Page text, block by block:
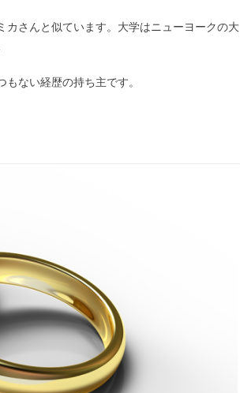
カさんと似ています。大学はニューヨークの大
ない経歴の持ち主です。